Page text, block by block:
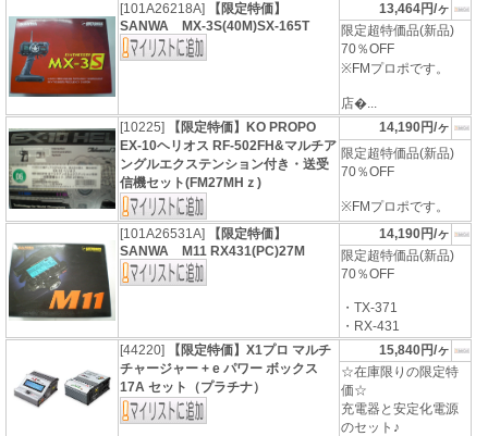
[101A26218A]
【限定特価】
SANWA MX-3S(40M)SX-165T
13,464円/ヶ
限定超特価品(新品)
70％OFF
※FMプロポです。
店�...
[10225]
【限定特価】KO PROPO
EX-10ヘリオス RF-502FH&マルチア
ングルエクステンション付き・送受
信機セット(FM27MHｚ)
14,190円/ヶ
限定超特価品(新品)
70％OFF
※FMプロポです。
[101A26531A]
【限定特価】
SANWA M11 RX431(PC)27M
14,190円/ヶ
限定超特価品(新品)
70％OFF
・TX-371
・RX-431
[44220]
【限定特価】X1プロ マルチ
チャージャー + e パワー ボックス
17A セット（プラチナ）
15,840円/ヶ
☆在庫限りの限定特
価☆
充電器と安定化電源
のセット♪